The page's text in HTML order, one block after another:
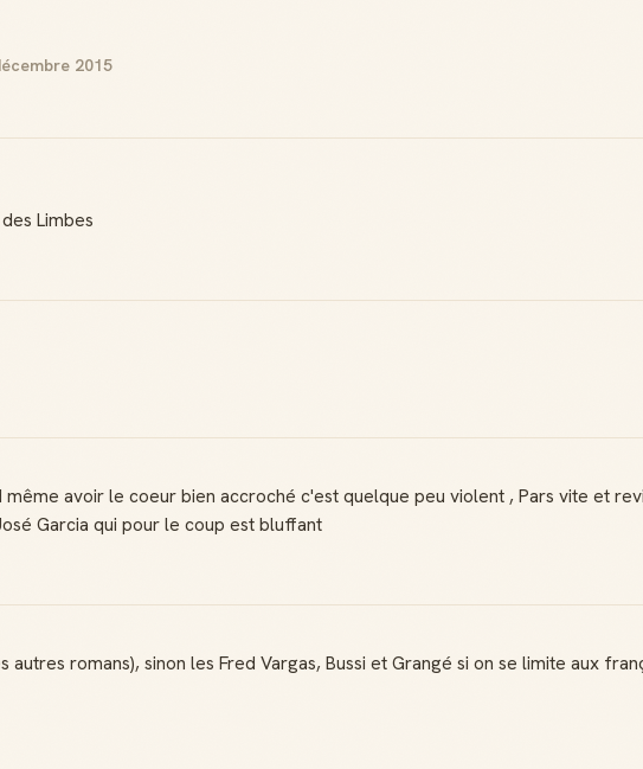
2015
Limbes
avoir le coeur bien accroché c'est quelque peu violent , Pars vite et
Garcia qui pour le coup est bluffant
romans), sinon les Fred Vargas, Bussi et Grangé si on se limite aux